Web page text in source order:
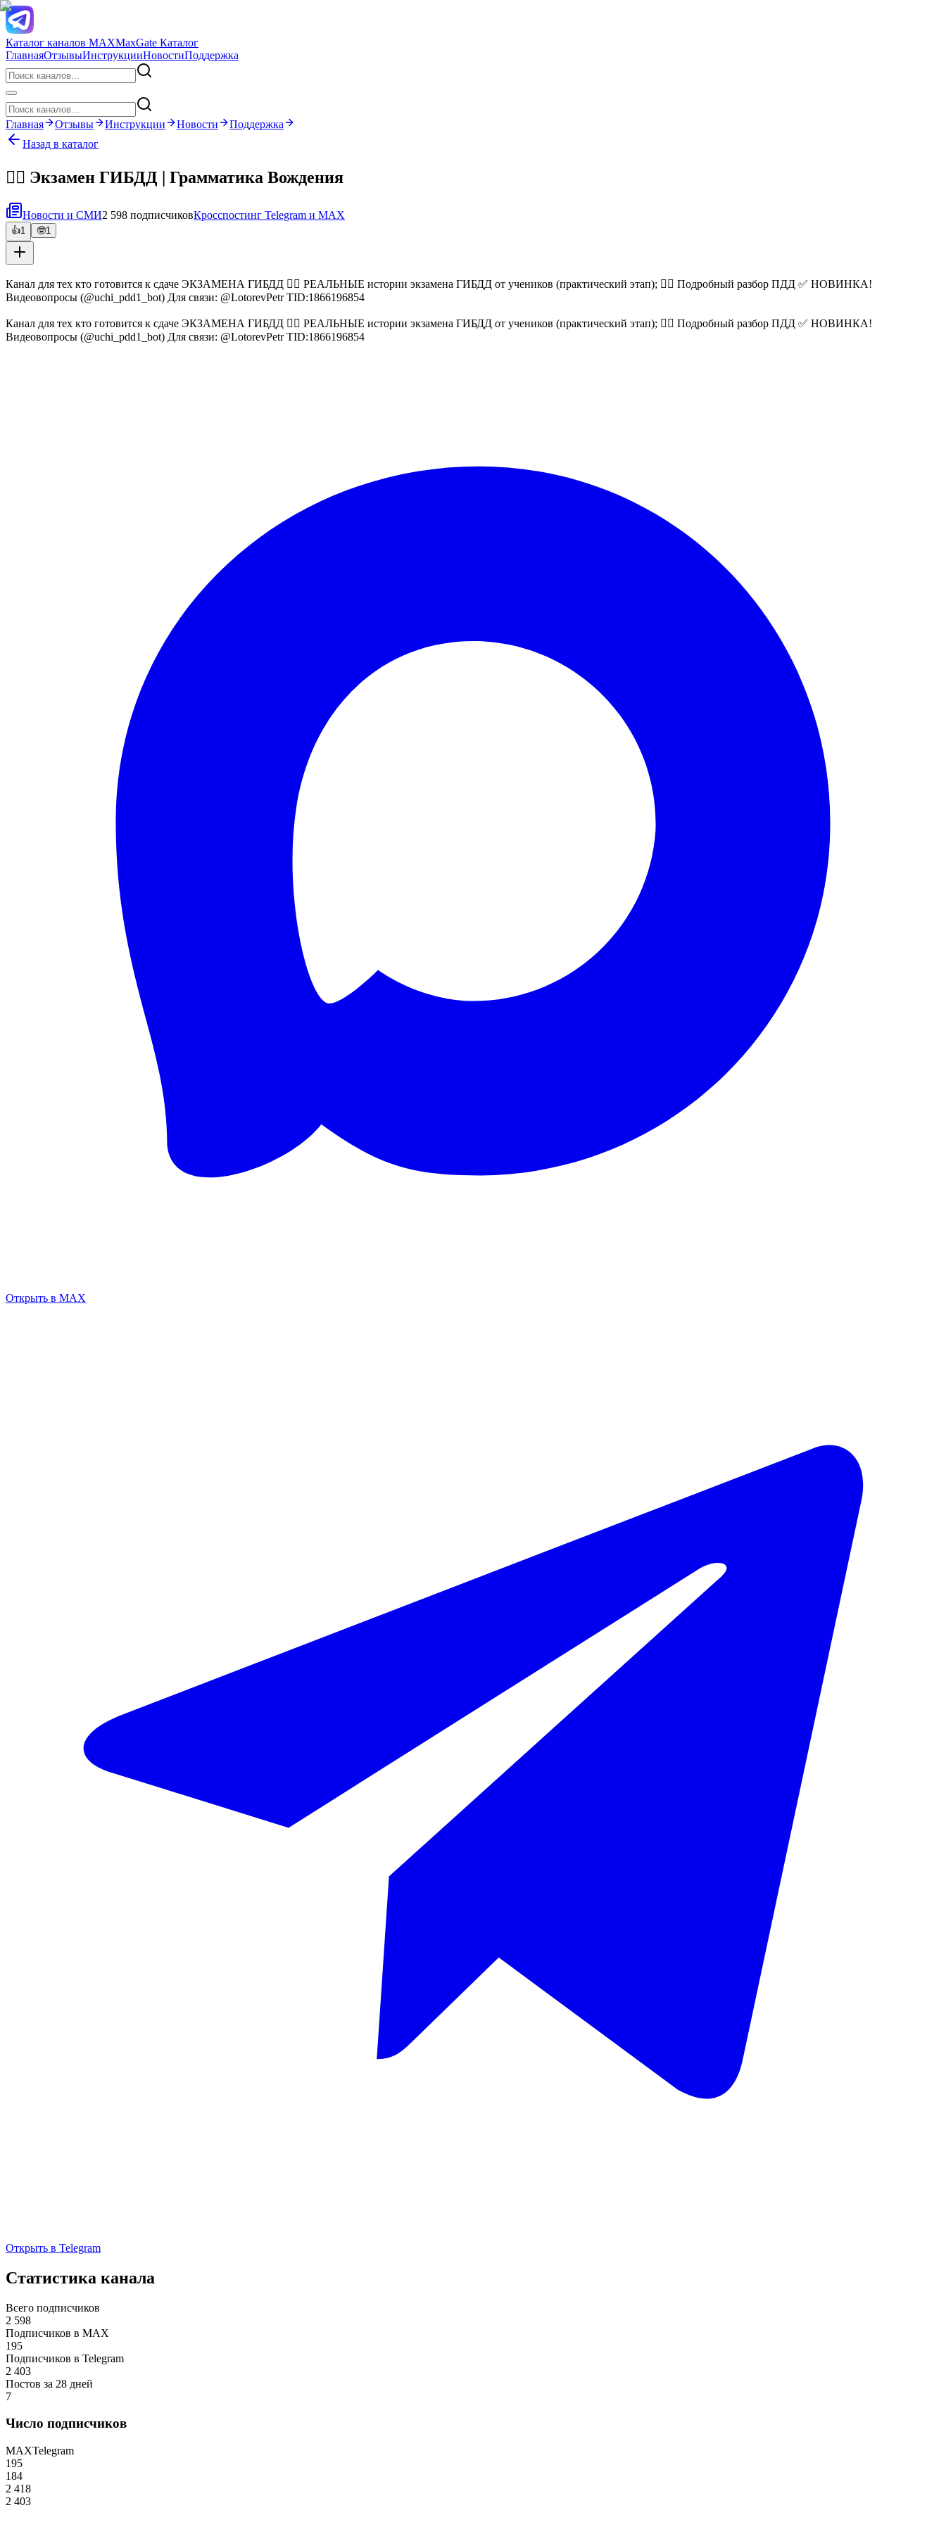
Каталог каналов MAXMaxGate Каталог
ГлавнаяОтзывыИнструкцииНовостиПоддержка
Главная Отзывы Инструкции Новости
Поддержка
Назад в каталог
👮‍♂️ Экзамен ГИБДД | Грамматика Вождения
Новости и СМИ2 598 подписчиковКросспостинг Telegram и MAX
👍1 🤓1
Канал для тех кто готовится к сдаче ЭКЗАМЕНА ГИБДД 👮‍♂️ РЕАЛЬНЫЕ истории экзамена ГИБДД от учеников (практический этап); 👮‍♂️ Подробный разбор ПДД ✅️ НОВИНКА!
Видеовопросы (@uchi_pdd1_bot) Для связи: @LotorevPetr TID:1866196854
Канал для тех кто готовится к сдаче ЭКЗАМЕНА ГИБДД 👮‍♂️ РЕАЛЬНЫЕ истории экзамена ГИБДД от учеников (практический этап); 👮‍♂️ Подробный разбор ПДД ✅️ НОВИНКА!
Видеовопросы (@uchi_pdd1_bot) Для связи: @LotorevPetr TID:1866196854
Открыть в MAX
Открыть в Telegram
Статистика канала
Всего подписчиков
2 598
Подписчиков в MAX
195
Подписчиков в Telegram
2 403
Постов за 28 дней
7
Число подписчиков
MAXTelegram
195
184
2 418
2 403